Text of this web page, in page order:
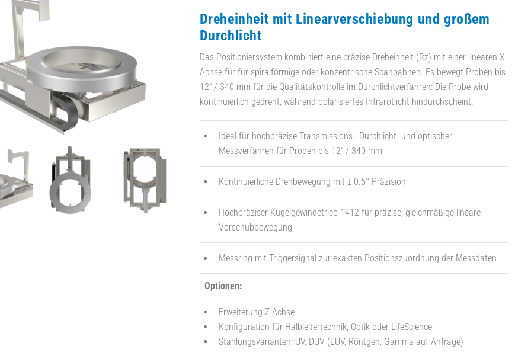
Dreheinheit mit Linearverschiebung und großem
Durchlicht
Das Positioniersystem kombiniert eine präzise Dreheinheit (Rz) mit einer linearen X-
Achse für für spiralförmige oder konzentrische Scanbahnen. Es bewegt Proben bis
12“ / 340 mm für die Qualitätskontrolle im Durchlichtverfahren: Die Probe wird
kontinuierlich gedreht, während polarisiertes Infrarotlicht hindurchscheint.
Ideal für hochpräzise Transmissions-, Durchlicht- und optischer
Messverfahren für Proben bis 12“ / 340 mm
Kontinuierliche Drehbewegung mit ± 0.5° Präzision
Hochpräziser Kugelgewindetrieb 1412 für präzise, gleichmäßige lineare
Vorschubbewegung
Messring mit Triggersignal zur exakten Positionszuordnung der Messdaten
Optionen:
Erweiterung Z-Achse
Konfiguration für Halbleitertechnik, Optik oder LifeScience
Stahlungsvarianten: UV, DUV (EUV, Röntgen, Gamma auf Anfrage)